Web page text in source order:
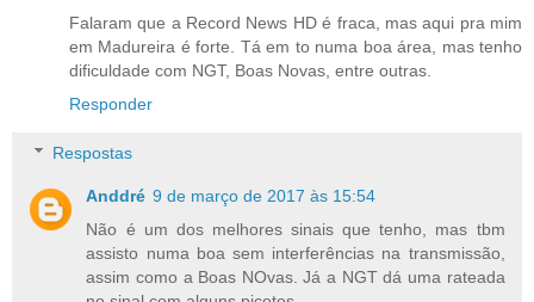
Falaram que a Record News HD é fraca, mas aqui pra mim
em Madureira é forte. Tá em to numa boa área, mas tenho
dificuldade com NGT, Boas Novas, entre outras.
Responder
Respostas
Anddré 9 de março de 2017 às 15:54
Não é um dos melhores sinais que tenho, mas tbm
assisto numa boa sem interferências na transmissão,
assim como a Boas NOvas. Já a NGT dá uma rateada